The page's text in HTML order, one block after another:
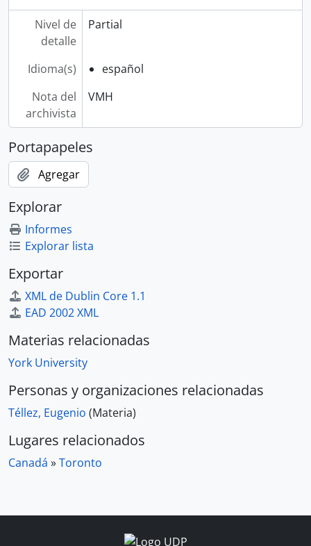
Nivel de
detalle
Partial
Idioma(s)
español
Nota del
archivista
VMH
Portapapeles
Agregar
Explorar
Informes
Explorar lista
Exportar
XML de Dublin Core 1.1
EAD 2002 XML
Materias relacionadas
York University
Personas y organizaciones relacionadas
Téllez, Eugenio (Materia)
Lugares relacionados
Canadá »Toronto